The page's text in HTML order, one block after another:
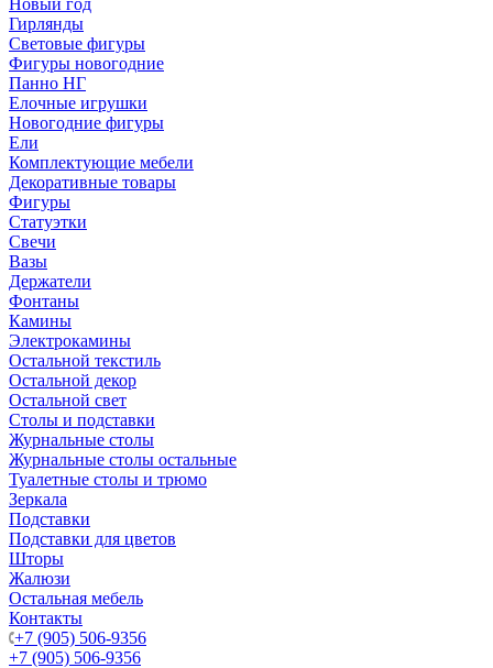
Новый год
Гирлянды
Световые фигуры
Фигуры новогодние
Панно НГ
Елочные игрушки
Новогодние фигуры
Ели
Комплектующие мебели
Декоративные товары
Фигуры
Статуэтки
Свечи
Вазы
Держатели
Фонтаны
Камины
Электрокамины
Остальной текстиль
Остальной декор
Остальной свет
Столы и подставки
Журнальные столы
Журнальные столы остальные
Туалетные столы и трюмо
Зеркала
Подставки
Подставки для цветов
Шторы
Жалюзи
Остальная мебель
Контакты
+7 (905) 506-9356
+7 (905) 506-9356